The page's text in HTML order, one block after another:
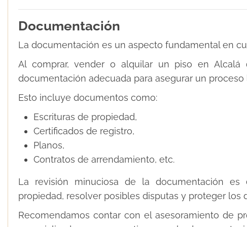
Documentación
La documentación es un aspecto fundamental en
Al comprar, vender o alquilar un piso en
documentación adecuada para asegurar un
Esto incluye documentos como:
Escrituras de propiedad,
Certificados de registro,
Planos,
Contratos de arrendamiento, etc.
La revisión minuciosa de la documentación
propiedad, resolver posibles disputas y proteger los
Recomendamos contar con el asesoramiento de